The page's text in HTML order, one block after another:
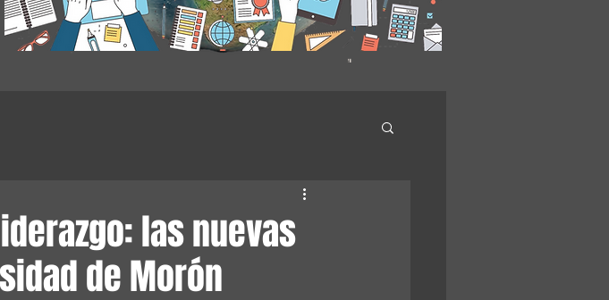
las nuevas
de Morón